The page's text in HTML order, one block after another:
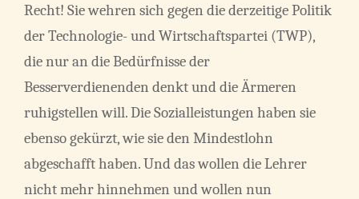
Recht! Sie wehren sich gegen die derzeitige Politik
der Technologie- und Wirtschaftspartei (TWP),
die nur an die Bedürfnisse der
Besserverdienenden denkt und die Ärmeren
ruhigstellen will. Die Sozialleistungen haben sie
ebenso gekürzt, wie sie den Mindestlohn
abgeschafft haben. Und das wollen die Lehrer
nicht mehr hinnehmen und wollen nun